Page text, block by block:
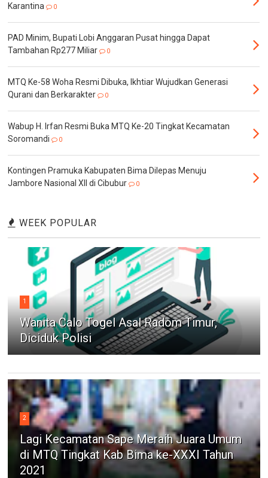
Karantina
0
PAD Minim, Bupati Lobi Anggaran Pusat hingga Dapat
Tambahan Rp277 Miliar
0
MTQ Ke-58 Woha Resmi Dibuka, Ikhtiar Wujudkan Generasi
Qurani dan Berkarakter
0
Wabup H. Irfan Resmi Buka MTQ Ke-20 Tingkat Kecamatan
Soromandi
0
Kontingen Pramuka Kabupaten Bima Dilepas Menuju
Jambore Nasional XII di Cibubur
0
WEEK POPULAR
1
Wanita Calo Togel Asal Radom Timur,
Diciduk Polisi
2
Lagi Kecamatan Sape Meraih Juara Umum
di MTQ Tingkat Kab Bima ke-XXXI Tahun
2021